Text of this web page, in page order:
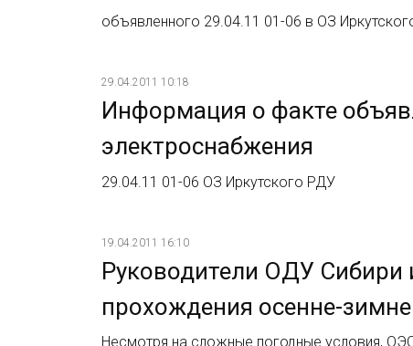
объявленного 29.04.11 01-06 в ОЗ
29.04.2011 10:18
Информация о факте
электроснабжения
29.04.11 01-06 ОЗ Иркутского РДУ
19.04.2011 16:10
Руководители ОДУ Сибири
прохождения осенне-
Несмотря на сложные погодные условия,